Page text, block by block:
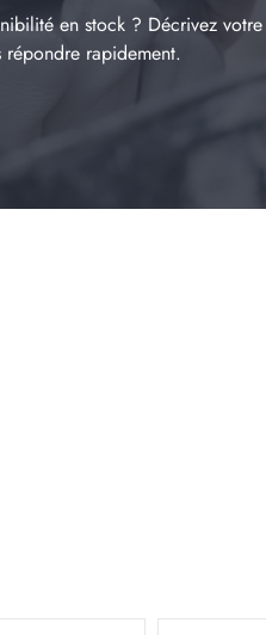
en stock ? Décrivez votre
rapidement.